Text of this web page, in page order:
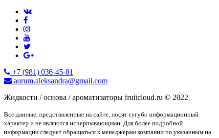
+7 (981) 036-45-81
aurum.aleksandra@gmail.com
Жидкости / основа / ароматизаторы fruitcloud.ru © 2022
Все данные, представленные на сайте, носят сугубо информационный
характер и не являются исчерпывающими. Для более подробной
информации следует обращаться к менеджерам компании по указанным на